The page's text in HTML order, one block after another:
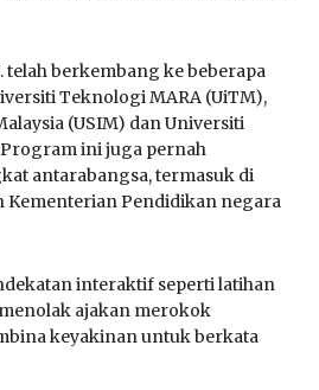
telah berkembang ke beberapa
Teknologi MARA (UiTM),
(USIM) dan Universiti
Program ini juga pernah
antarabangsa, termasuk di
Kementerian Pendidikan negara
interaktif seperti latihan
ajakan merokok
keyakinan untuk berkata